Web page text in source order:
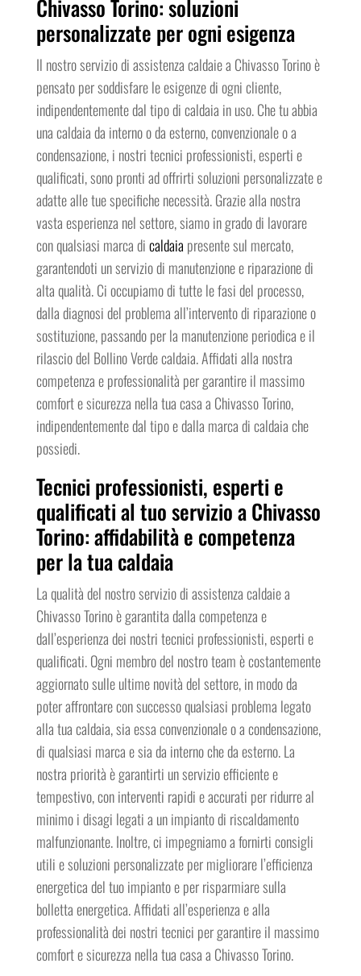
Chivasso Torino: soluzioni
personalizzate per ogni esigenza
Il nostro servizio di assistenza caldaie a Chivasso Torino è
pensato per soddisfare le esigenze di ogni cliente,
indipendentemente dal tipo di caldaia in uso. Che tu abbia
una caldaia da interno o da esterno, convenzionale o a
condensazione, i nostri tecnici professionisti, esperti e
qualificati, sono pronti ad offrirti soluzioni personalizzate e
adatte alle tue specifiche necessità. Grazie alla nostra
vasta esperienza nel settore, siamo in grado di lavorare
con qualsiasi marca dicaldaia presente sul mercato,
garantendoti un servizio di manutenzione e riparazione di
alta qualità. Ci occupiamo di tutte le fasi del processo,
dalla diagnosi del problema all’intervento di riparazione o
sostituzione, passando per la manutenzione periodica e il
rilascio del Bollino Verde caldaia. Affidati alla nostra
competenza e professionalità per garantire il massimo
comfort e sicurezza nella tua casa a Chivasso Torino,
indipendentemente dal tipo e dalla marca di caldaia che
possiedi.
Tecnici professionisti, esperti e
qualificati al tuo servizio a Chivasso
Torino: affidabilità e competenza
per la tua caldaia
La qualità del nostro servizio di assistenza caldaie a
Chivasso Torino è garantita dalla competenza e
dall’esperienza dei nostri tecnici professionisti, esperti e
qualificati. Ogni membro del nostro team è costantemente
aggiornato sulle ultime novità del settore, in modo da
poter affrontare con successo qualsiasi problema legato
alla tua caldaia, sia essa convenzionale o a condensazione,
di qualsiasi marca e sia da interno che da esterno. La
nostra priorità è garantirti un servizio efficiente e
tempestivo, con interventi rapidi e accurati per ridurre al
minimo i disagi legati a un impianto di riscaldamento
malfunzionante. Inoltre, ci impegniamo a fornirti consigli
utili e soluzioni personalizzate per migliorare l’efficienza
energetica del tuo impianto e per risparmiare sulla
bolletta energetica. Affidati all’esperienza e alla
professionalità dei nostri tecnici per garantire il massimo
comfort e sicurezza nella tua casa a Chivasso Torino.